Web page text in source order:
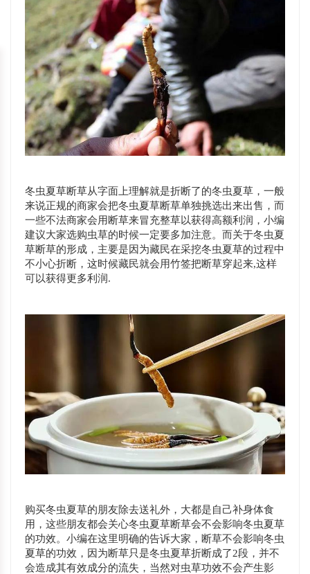
冬虫夏草断草从字面上理解就是折断了的冬虫夏草，一般
来说正规的商家会把冬虫夏草断草单独挑选出来出售，而
一些不法商家会用断草来冒充整草以获得高额利润，小编
建议大家选购虫草的时候一定要多加注意。而关于冬虫夏
草断草的形成，主要是因为藏民在采挖冬虫夏草的过程中
不小心折断，这时候藏民就会用竹签把断草穿起来,这样
可以获得更多利润.
购买冬虫夏草的朋友除去送礼外，大都是自己补身体食
用，这些朋友都会关心冬虫夏草断草会不会影响冬虫夏草
的功效。小编在这里明确的告诉大家，断草不会影响冬虫
夏草的功效，因为断草只是冬虫夏草折断成了2段，并不
会造成其有效成分的流失，当然对虫草功效不会产生影